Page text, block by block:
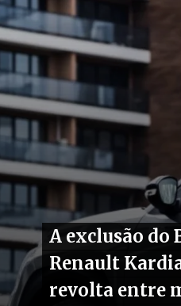
A exclusão do
Renault
revolta entre
A exclusão do
Renault
revolta entre